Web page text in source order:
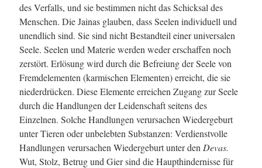
des Verfalls, und sie bestimmen nicht das Schicksal des
Menschen. Die Jainas glauben, dass Seelen individuell und
unendlich sind. Sie sind nicht Bestandteil einer universalen
Seele. Seelen und Materie werden weder erschaffen noch
zerstört. Erlösung wird durch die Befreiung der Seele von
Fremdelementen (karmischen Elementen) erreicht, die sie
niederdrücken. Diese Elemente erreichen Zugang zur Seele
durch die Handlungen der Leidenschaft seitens des
Einzelnen. Solche Handlungen verursachen Wiedergeburt
unter Tieren oder unbelebten Substanzen: Verdienstvolle
Handlungen verursachen Wiedergeburt unter den Devas.
Wut, Stolz, Betrug und Gier sind die Haupthindernisse für